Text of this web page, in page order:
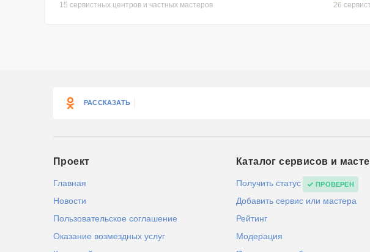
15 сервистных центров и частных мастеров 26
РАССКАЗАТЬ
Проект
Главная
Новости
Пользовательское соглашение
Оказание возмездных услуг
Каталог сервисов и
Получить статус ПРОВЕРЕН
Добавить сервис или мастера
Рейтинг
Модерация